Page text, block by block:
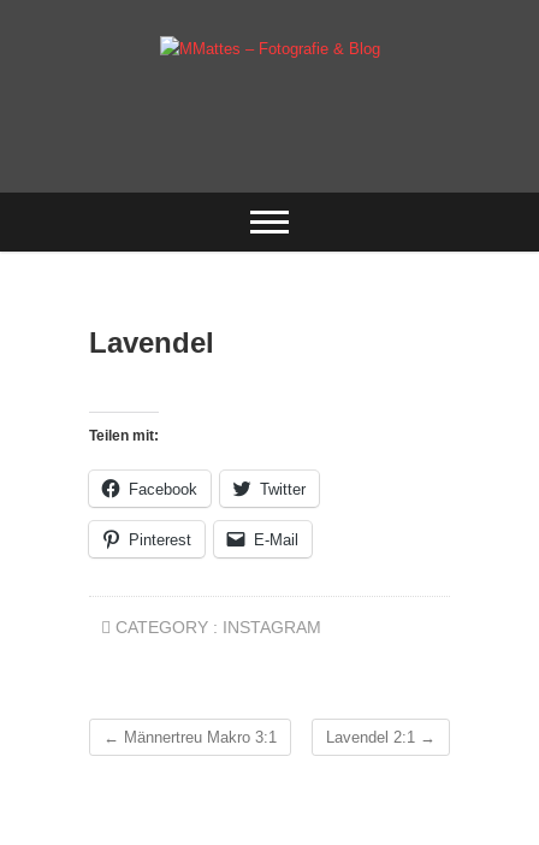
Lavendel
Teilen mit:
Facebook Twitter
Pinterest E-Mail
CATEGORY : INSTAGRAM
← Männertreu Makro 3:1 Lavendel 2:1 →